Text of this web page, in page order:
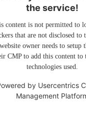
the service!
content is not permitted to
that are not disclosed to
owner needs to setup
CMP to add this content to
technologies used.
by Usercentrics
Management